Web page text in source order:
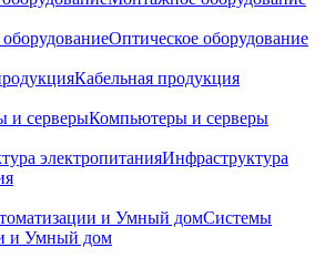
Оптическое оборудование
Кабельная продукция
Компьютеры и серверы
Инфраструктура
Системы
и Умный дом